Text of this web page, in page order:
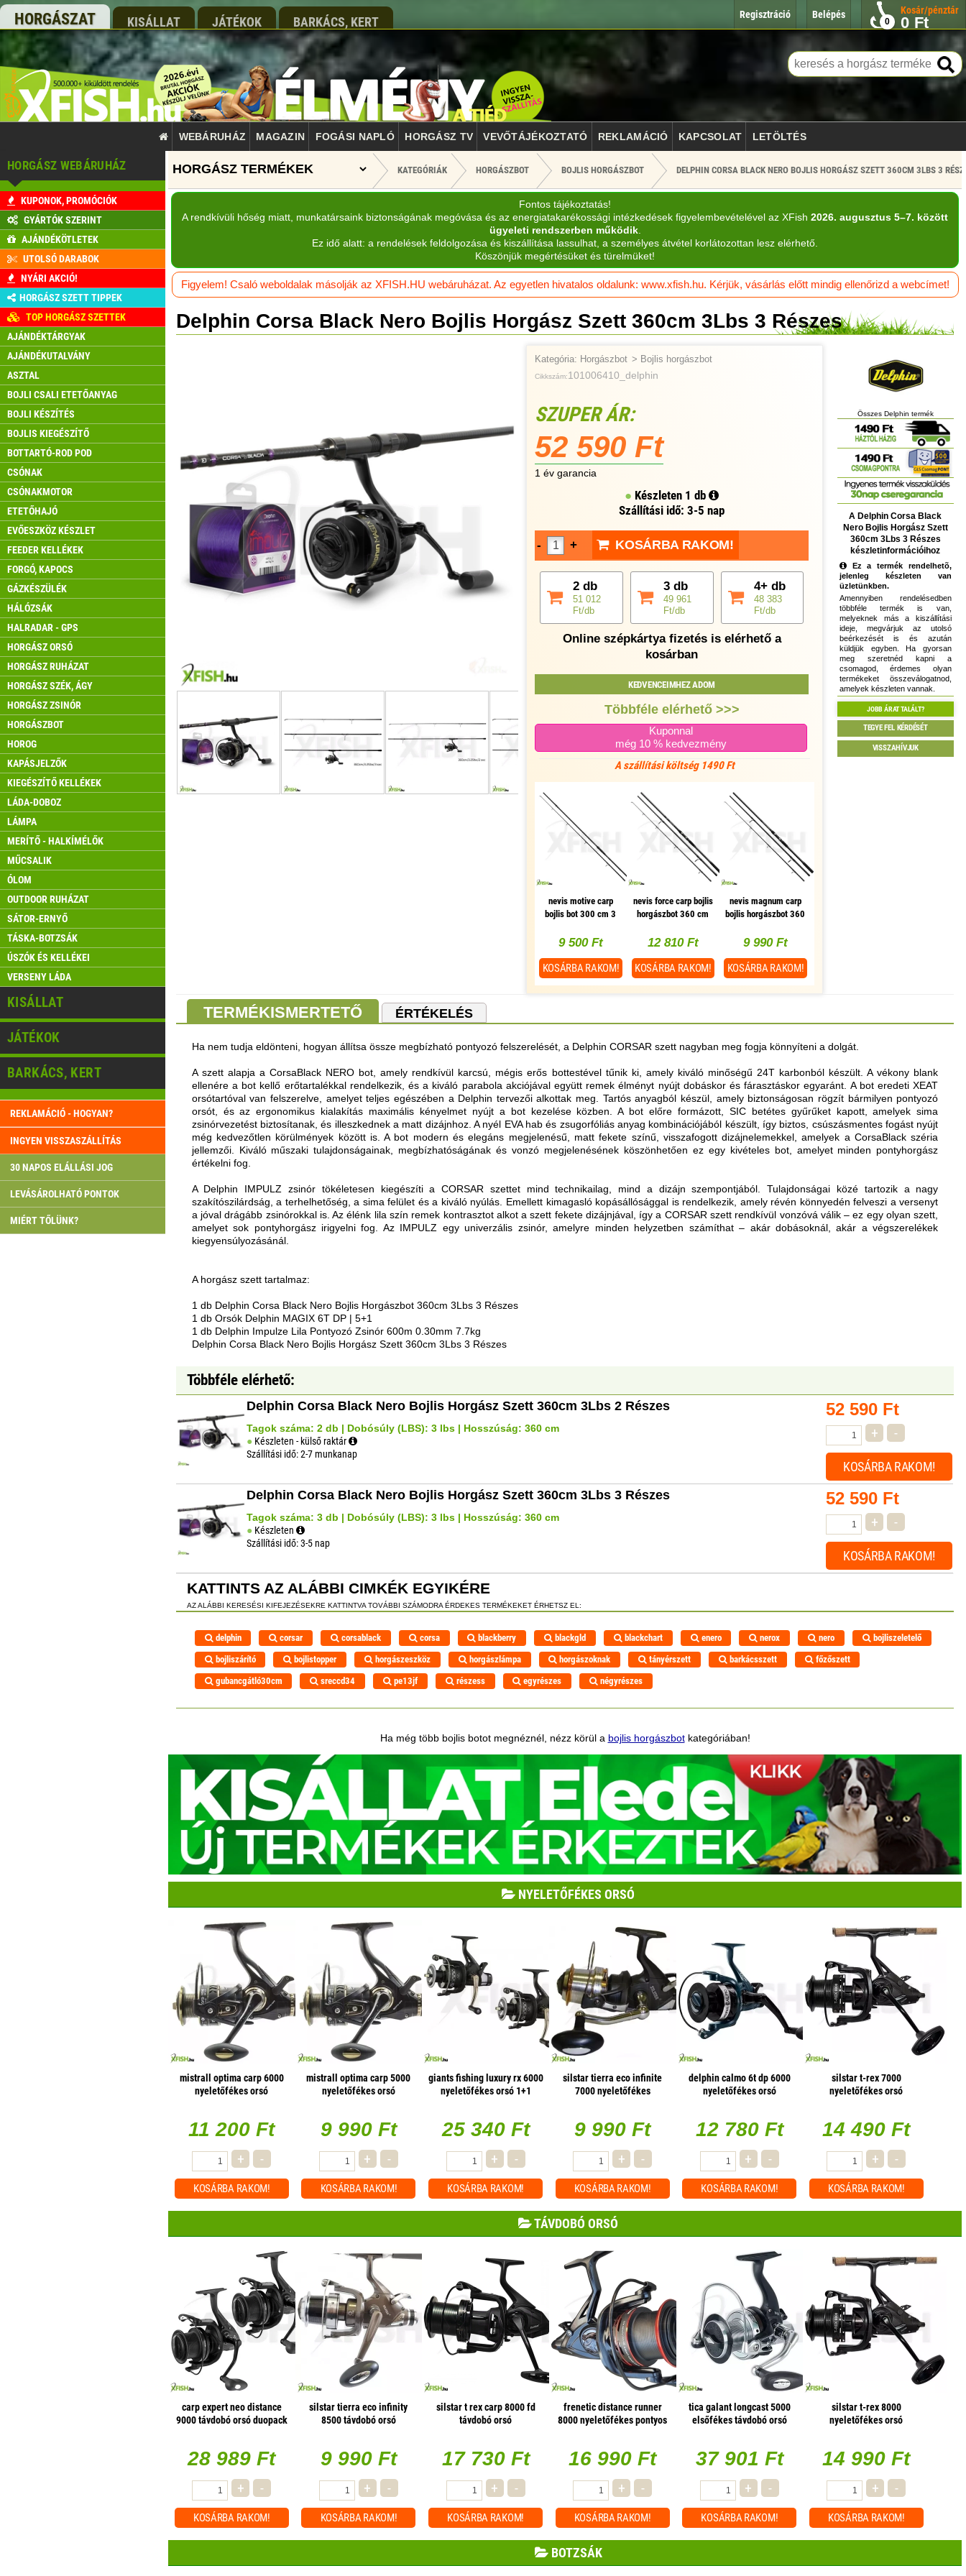
HORGÁSZAT KISÁLLAT JÁTÉKOK BARKÁCS, KERT 0
Kosár/pénztár
0 Ft
Belépés
Regisztráció
WEBÁRUHÁZ MAGAZIN FOGÁSI NAPLÓ HORGÁSZ TV VEVŐTÁJÉKOZTATÓ REKLAMÁCIÓ KAPCSOLAT LETÖLTÉS
HORGÁSZ WEBÁRUHÁZ
KUPONOK, PROMÓCIÓK
GYÁRTÓK SZERINT
AJÁNDÉKÖTLETEK
UTOLSÓ DARABOK
NYÁRI AKCIÓ!
HORGÁSZ SZETT TIPPEK
TOP HORGÁSZ SZETTEK
AJÁNDÉKTÁRGYAK
AJÁNDÉKUTALVÁNY
ASZTAL
BOJLI CSALI ETETŐANYAG
BOJLI KÉSZÍTÉS
BOJLIS KIEGÉSZÍTŐ
BOTTARTÓ-ROD POD
CSÓNAK
CSÓNAKMOTOR
ETETŐHAJÓ
EVŐESZKÖZ KÉSZLET
FEEDER KELLÉKEK
FORGÓ, KAPOCS
GÁZKÉSZÜLÉK
HÁLÓZSÁK
HALRADAR - GPS
HORGÁSZ ORSÓ
HORGÁSZ RUHÁZAT
HORGÁSZ SZÉK, ÁGY
HORGÁSZ ZSINÓR
HORGÁSZBOT
HOROG
KAPÁSJELZŐK
KIEGÉSZÍTŐ KELLÉKEK
LÁDA-DOBOZ
LÁMPA
MERÍTŐ - HALKÍMÉLŐK
MŰCSALIK
ÓLOM
OUTDOOR RUHÁZAT
SÁTOR-ERNYŐ
TÁSKA-BOTZSÁK
ÚSZÓK ÉS KELLÉKEI
VERSENY LÁDA
KISÁLLAT
JÁTÉKOK
BARKÁCS, KERT
REKLAMÁCIÓ - HOGYAN?
INGYEN VISSZASZÁLLÍTÁS
30 NAPOS ELÁLLÁSI JOG
LEVÁSÁROLHATÓ PONTOK
MIÉRT TŐLÜNK?
KATEGÓRIÁK HORGÁSZBOT BOJLIS HORGÁSZBOT DELPHIN CORSA BLACK NERO BOJLIS HORGÁSZ SZETT 360CM 3LBS 3
Fontos tájékoztatás!
A rendkívüli hőség miatt, munkatársaink biztonságának megóvása és az energiatakarékossági intézkedések figyelembevételével az XFish 2026. augusztus 5–7. között
ügyeleti rendszerben működik.
Ez idő alatt: a rendelések feldolgozása és kiszállítása lassulhat, a személyes átvétel korlátozottan lesz elérhető.
Köszönjük megértésüket és türelmüket!
Figyelem! Csaló weboldalak másolják az XFISH.HU webáruházat. Az egyetlen hivatalos oldalunk: www.xfish.hu. Kérjük, vásárlás előtt mindig ellenőrizd a webcímet!
Delphin Corsa Black Nero Bojlis Horgász Szett 360cm 3Lbs 3 Részes
Kategória: Horgászbot > Bojlis horgászbot
Cikkszám:101006410_delphin
SZUPER ÁR:
52 590 Ft
1 év garancia
Készleten 1 db
Szállítási idő: 3-5 nap
- + KOSÁRBA RAKOM!
2 db
51 012
Ft/db
3 db
49 961
Ft/db
4+ db
48 383
Ft/db
Online szépkártya fizetés is elérhető a
kosárban
KEDVENCEIMHEZ ADOM
Többféle elérhető >>>
Kuponnal
még 10 % kedvezmény
A szállítási költség 1490 Ft
nevis motive carp
bojlis bot 300 cm 3
9 500 Ft
KOSÁRBARAKOM!
nevis force carp bojlis
horgászbot 360 cm
12 810 Ft
KOSÁRBA RAKOM!
nevis magnum carp
bojlis horgászbot 360
9 990 Ft
KOSÁRBARAKOM!
Összes Delphin termék
A Delphin Corsa Black
Nero Bojlis Horgász Szett
360cm 3Lbs 3 Részes
készletinformációihoz
Ez a termék rendelhetõ,
jelenleg készleten van
üzletünkben.
Amennyiben rendelésedben
többféle termék is van,
melyeknek más a kiszállítási
ideje, megvárjuk az utolsó
beérkezését is és azután
küldjük egyben. Ha gyorsan
meg szeretnéd kapni a
csomagod, érdemes olyan
termékeket összeválogatnod,
amelyek készleten vannak.
JOBB ÁRAT TALÁLT?
TEGYE FEL KÉRDÉSÉT
VISSZAHÍVJUK
TERMÉKISMERTETŐ ÉRTÉKELÉS
Ha nem tudja eldönteni, hogyan állítsa össze megbízható pontyozó felszerelését, a Delphin CORSAR szett nagyban meg fogja könnyíteni a dolgát.
A szett alapja a CorsaBlack NERO bot, amely rendkívül karcsú, mégis erős bottestével tűnik ki, amely kiváló minőségű 24T karbonból készült. A vékony blank
ellenére a bot kellő erőtartalékkal rendelkezik, és a kiváló parabola akciójával együtt remek élményt nyújt dobáskor és fárasztáskor egyaránt. A bot eredeti XEAT
orsótartóval van felszerelve, amelyet teljes egészében a Delphin tervezői alkottak meg. Tartós anyagból készül, amely biztonságosan rögzít bármilyen pontyozó
orsót, és az ergonomikus kialakítás maximális kényelmet nyújt a bot kezelése közben. A bot előre formázott, SIC betétes gyűrűket kapott, amelyek sima
zsinórvezetést biztosítanak, és illeszkednek a matt dizájnhoz. A nyél EVA hab és zsugorfóliás anyag kombinációjából készült, így biztos, csúszásmentes fogást nyújt
még kedvezőtlen körülmények között is. A bot modern és elegáns megjelenésű, matt fekete színű, visszafogott dizájnelemekkel, amelyek a CorsaBlack széria
jellemzői. Kiváló műszaki tulajdonságainak, megbízhatóságának és vonzó megjelenésének köszönhetően ez egy kivételes bot, amelyet minden pontyhorgász
értékelni fog.
A Delphin IMPULZ zsinór tökéletesen kiegészíti a CORSAR szettet mind technikailag, mind a dizájn szempontjából. Tulajdonságai közé tartozik a nagy
szakítószilárdság, a terhelhetőség, a sima felület és a kiváló nyúlás. Emellett kimagasló kopásállósággal is rendelkezik, amely révén könnyedén felveszi a versenyt
a jóval drágább zsinórokkal is. Az élénk lila szín remek kontrasztot alkot a szett fekete dizájnjával, így a CORSAR szett rendkívül vonzóvá válik – ez egy olyan szett,
amelyet sok pontyhorgász irigyelni fog. Az IMPULZ egy univerzális zsinór, amelyre minden helyzetben számíthat – akár dobásoknál, akár a végszerelékek
kiegyensúlyozásánál.
A horgász szett tartalmaz:
1 db Delphin Corsa Black Nero Bojlis Horgászbot 360cm 3Lbs 3 Részes
1 db Orsók Delphin MAGIX 6T DP | 5+1
1 db Delphin Impulze Lila Pontyozó Zsinór 600m 0.30mm 7.7kg
Delphin Corsa Black Nero Bojlis Horgász Szett 360cm 3Lbs 3 Részes
Többféle elérhető:
Delphin Corsa Black Nero Bojlis Horgász Szett 360cm 3Lbs 2 Részes
Tagok száma: 2 db | Dobósúly (LBS): 3 lbs | Hosszúság: 360 cm
Készleten - külső raktár
Szállítási idő: 2-7 munkanap
52 590 Ft
+ -
KOSÁRBARAKOM!
Delphin Corsa Black Nero Bojlis Horgász Szett 360cm 3Lbs 3 Részes
Tagok száma: 3 db | Dobósúly (LBS): 3 lbs | Hosszúság: 360 cm
Készleten
Szállítási idő: 3-5 nap
52 590 Ft
+ -
KOSÁRBARAKOM!
KATTINTS AZ ALÁBBI CIMKÉK EGYIKÉRE
AZ ALÁBBI KERESÉSI KIFEJEZÉSEKRE KATTINTVA TOVÁBBI SZÁMODRA ÉRDEKES TERMÉKEKET ÉRHETSZ EL:
delphin corsar corsablack corsa blackberry blackgld blackchart enero nerox nero
bojliszeletelő
bojliszárító
bojlistopper horgászeszköz horgászlámpa horgászoknak tányérszett barkácsszett
főzőszett
gubancgátló30cm
sreccd34 pe13jf részess egyrészes négyrészes
Ha még több bojlis botot megnéznél, nézz körül a bojlis horgászbotkategóriában!
NYELETŐFÉKES ORSÓ
mistrall optima carp 6000
nyeletőfékes orsó
11 200 Ft
+ -
KOSÁRBA RAKOM!
mistrall optima carp 5000
nyeletőfékes orsó
9 990 Ft
+ -
KOSÁRBARAKOM!
giants fishing luxury rx 6000
nyeletőfékes orsó 1+1
25 340 Ft
+ -
KOSÁRBA RAKOM!
silstar tierra eco infinite
7000 nyeletőfékes
9 990 Ft
+ -
KOSÁRBARAKOM!
delphin calmo 6t dp 6000
nyeletőfékes orsó
12 780 Ft
+ -
KOSÁRBARAKOM!
silstar t-rex 7000
nyeletőfékes orsó
14 490 Ft
+ -
KOSÁRBA RAKOM!
TÁVDOBÓ ORSÓ
carp expert neo distance
9000 távdobó orsó duopack
28 989 Ft
+ -
KOSÁRBA RAKOM!
silstar tierra eco infinity
8500 távdobó orsó
9 990 Ft
+ -
KOSÁRBARAKOM!
silstar t rex carp 8000 fd
távdobó orsó
17 730 Ft
+ -
KOSÁRBA RAKOM!
frenetic distance runner
8000 nyeletőfékes pontyos
16 990 Ft
+ -
KOSÁRBARAKOM!
tica galant longcast 5000
elsőfékes távdobó orsó
37 901 Ft
+ -
KOSÁRBARAKOM!
silstar t-rex 8000
nyeletőfékes orsó
14 990 Ft
+ -
KOSÁRBA RAKOM!
BOTZSÁK